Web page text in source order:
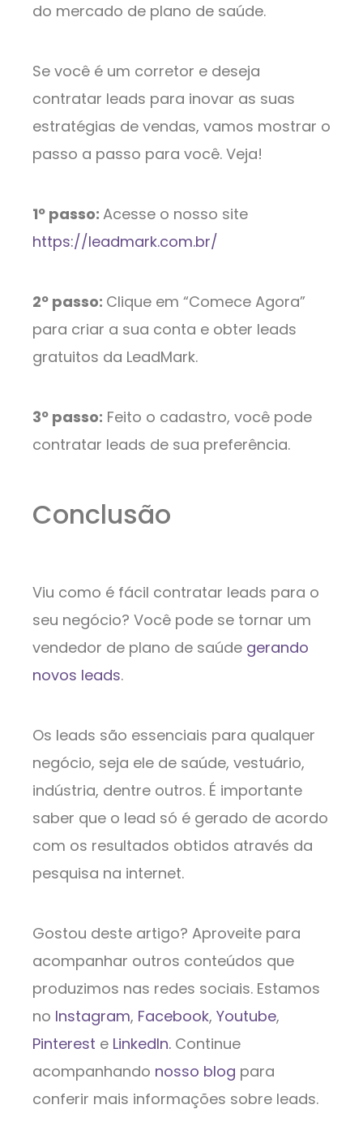
do mercado de plano de saúde.
Se você é um corretor e deseja
contratar leads para inovar as suas
estratégias de vendas, vamos mostrar o
passo a passo para você. Veja!
1º passo: Acesse o nosso site
https://leadmark.com.br/
2º passo: Clique em “Comece Agora”
para criar a sua conta e obter leads
gratuitos da LeadMark.
3º passo: Feito o cadastro, você pode
contratar leads de sua preferência.
Conclusão
Viu como é fácil contratar leads para o
seu negócio? Você pode se tornar um
vendedor de plano de saúde gerando
novos leads.
Os leads são essenciais para qualquer
negócio, seja ele de saúde, vestuário,
indústria, dentre outros. É importante
saber que o lead só é gerado de acordo
com os resultados obtidos através da
pesquisa na internet.
Gostou deste artigo? Aproveite para
acompanhar outros conteúdos que
produzimos nas redes sociais. Estamos
no Instagram, Facebook, Youtube,
Pinterest e LinkedIn. Continue
acompanhando nosso blog para
conferir mais informações sobre leads.